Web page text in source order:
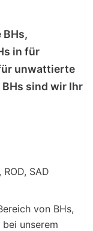
in für
unwattierte
sind wir Ihr
SAD
von BHs,
unserem